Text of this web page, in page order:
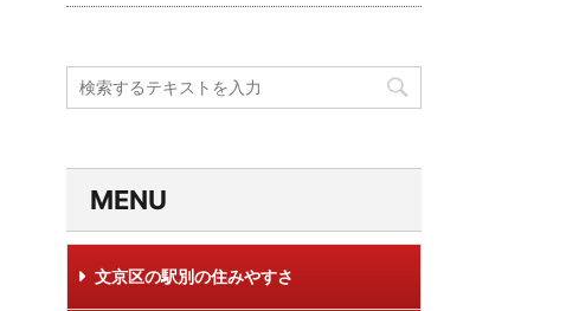
MENU
文京区の駅別の住みやすさ